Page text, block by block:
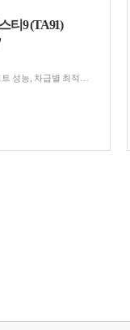
티9 (TA91)